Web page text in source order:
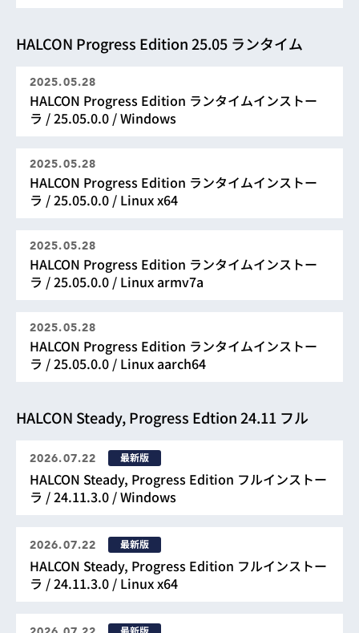
HALCON Progress Edition 25.05 ランタイム
2025.05.28
HALCON Progress Edition ランタイムインストー
ラ / 25.05.0.0 / Windows
2025.05.28
HALCON Progress Edition ランタイムインストー
ラ / 25.05.0.0 / Linux x64
2025.05.28
HALCON Progress Edition ランタイムインストー
ラ / 25.05.0.0 / Linux armv7a
2025.05.28
HALCON Progress Edition ランタイムインストー
ラ / 25.05.0.0 / Linux aarch64
HALCON Steady, Progress Edtion 24.11 フル
2026.07.22 最新版
HALCON Steady, Progress Edition フルインストー
ラ / 24.11.3.0 / Windows
2026.07.22 最新版
HALCON Steady, Progress Edition フルインストー
ラ / 24.11.3.0 / Linux x64
最新版